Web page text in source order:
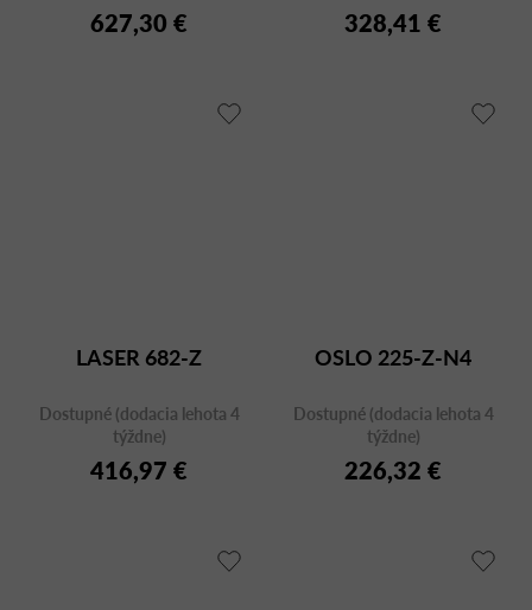
627,30 € 328,41 €
LASER 682-Z
Dostupné (dodacia lehota 4
týždne)
416,97 €
OSLO 225-Z-N4
Dostupné (dodacia lehota 4
týždne)
226,32 €